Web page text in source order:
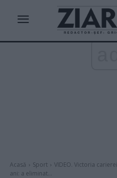
Acasă Sport
VIDEO. Victoria
ani: a eliminat...